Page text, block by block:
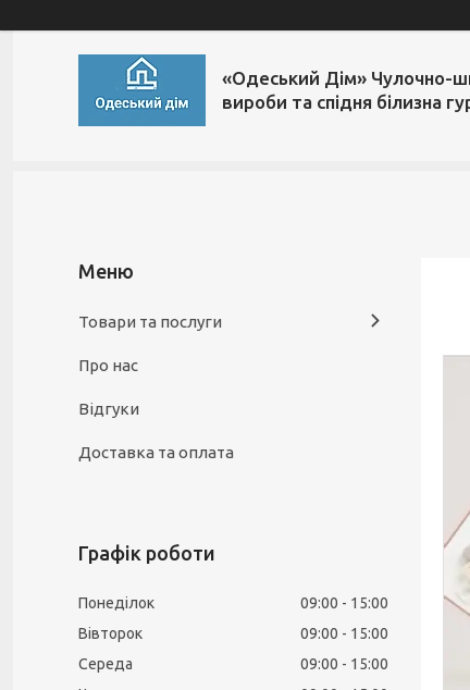
«Одеський Дім» Чулочно-
вироби та спідня білизна
Товари та послуги
Про нас
Відгуки
Доставка та оплата
Графік роботи
Понеділок 09:00
15:00
Вівторок
09:00
15:00
Середа
09:00
15:00